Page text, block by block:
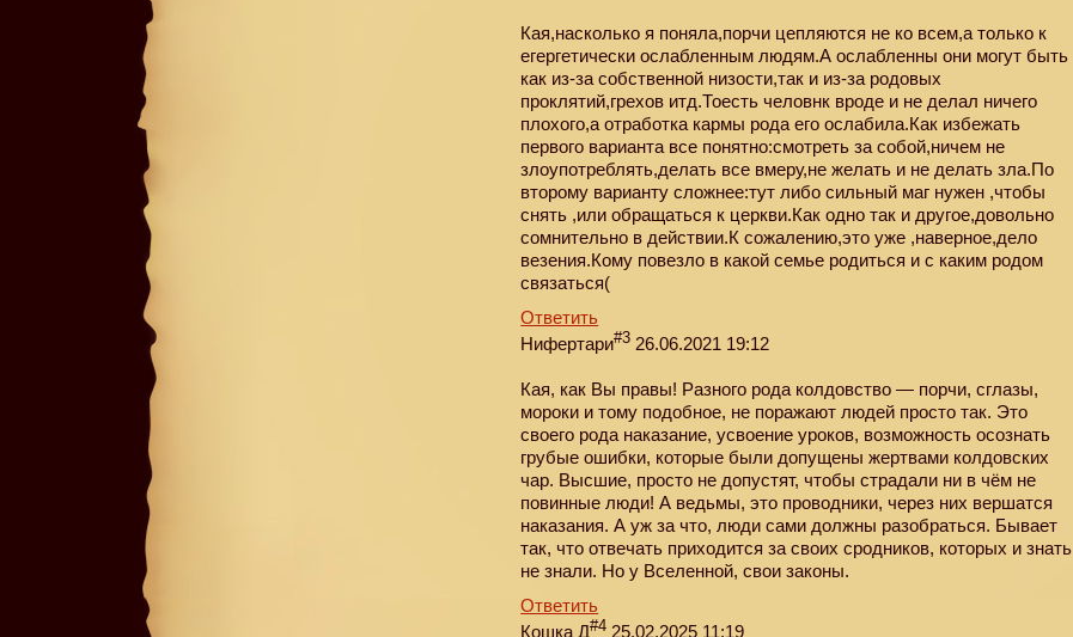
Кая,насколько я поняла,порчи цепляются не ко всем,а только к
егергетически ослабленным людям.А ослабленны они могут быть
как из-за собственной низости,так и из-за родовых
проклятий,грехов итд.Тоесть человнк вроде и не делал ничего
плохого,а отработка кармы рода его ослабила.Как избежать
первого варианта все понятно:смотреть за собой,ничем не
злоупотреблять,делать все вмеру,не желать и не делать зла.По
второму варианту сложнее:тут либо сильный маг нужен ,чтобы
снять ,или обращаться к церкви.Как одно так и другое,довольно
сомнительно в действии.К сожалению,это уже ,наверное,дело
везения.Кому повезло в какой семье родиться и с каким родом
связаться(
Ответить
Нифертари#3 26.06.2021 19:12
Кая, как Вы правы! Разного рода колдовство — порчи, сглазы,
мороки и тому подобное, не поражают людей просто так. Это
своего рода наказание, усвоение уроков, возможность осознать
грубые ошибки, которые были допущены жертвами колдовских
чар. Высшие, просто не допустят, чтобы страдали ни в чём не
повинные люди! А ведьмы, это проводники, через них вершатся
наказания. А уж за что, люди сами должны разобраться. Бывает
так, что отвечать приходится за своих сродников, которых и знать
не знали. Но у Вселенной, свои законы.
Ответить
Кошка Д#4 25.02.2025 11:19